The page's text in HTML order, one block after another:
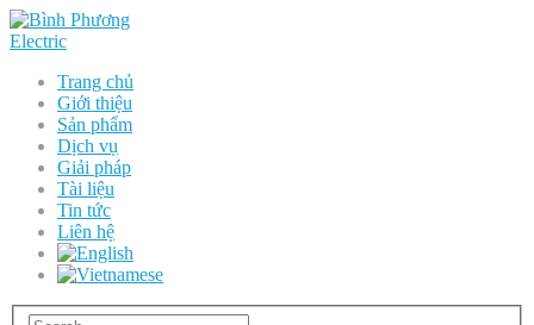
Trang chủ
Giới thiệu
Sản phẩm
Dịch vụ
Giải pháp
Tài liệu
Tin tức
Liên hệ